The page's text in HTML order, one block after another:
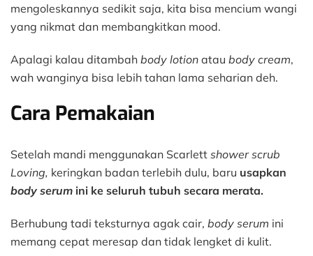
mengoleskannya sedikit saja, kita bisa mencium wangi
yang nikmat dan membangkitkan mood.
Apalagi kalau ditambah body lotion atau body cream,
wah wanginya bisa lebih tahan lama seharian deh.
Cara Pemakaian
Setelah mandi menggunakan Scarlett shower scrub
Loving, keringkan badan terlebih dulu, baru usapkan
body serum ini ke seluruh tubuh secara merata.
Berhubung tadi teksturnya agak cair, body serum ini
memang cepat meresap dan tidak lengket di kulit.